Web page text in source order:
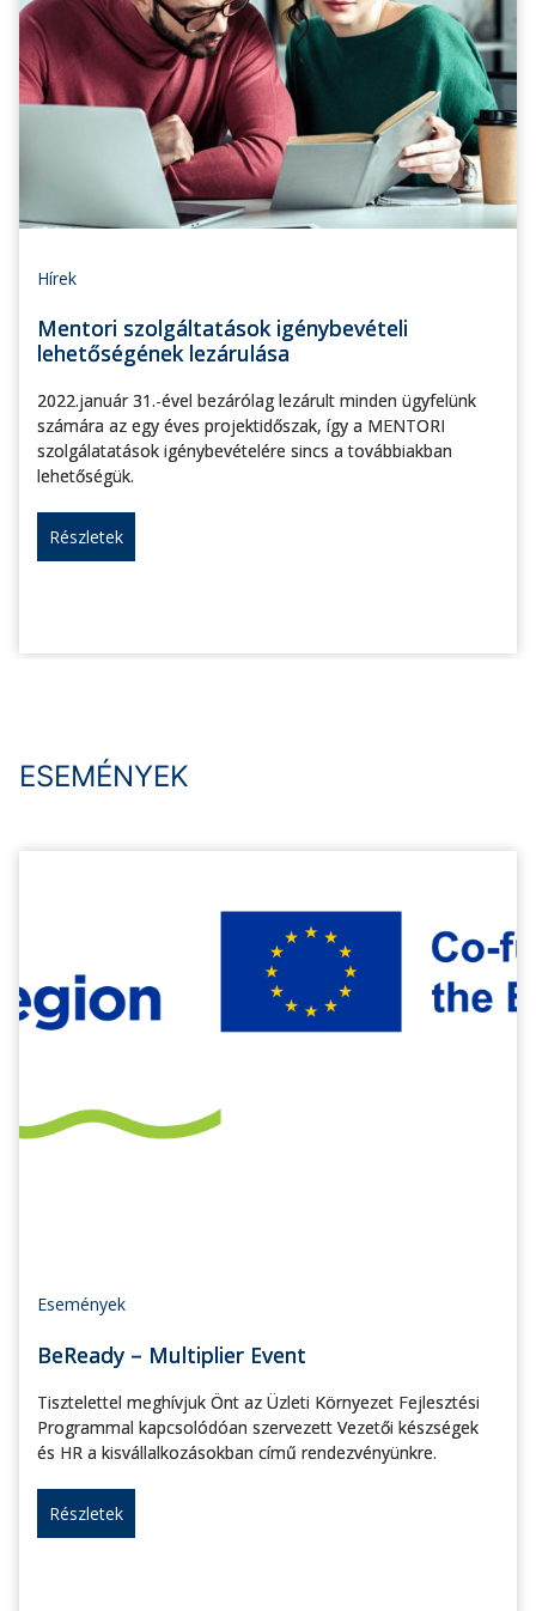
Hírek
Mentori szolgáltatások igénybevételi
lehetőségének lezárulása
2022.január 31.-ével bezárólag lezárult minden ügyfelünk
számára az egy éves projektidőszak, így a MENTORI
szolgálatatások igénybevételére sincs a továbbiakban
lehetőségük.
Részletek
ESEMÉNYEK
Események
BeReady – Multiplier Event
Tisztelettel meghívjuk Önt az Üzleti Környezet Fejlesztési
Programmal kapcsolódóan szervezett Vezetői készségek
és HR a kisvállalkozásokban című rendezvényünkre.
Részletek